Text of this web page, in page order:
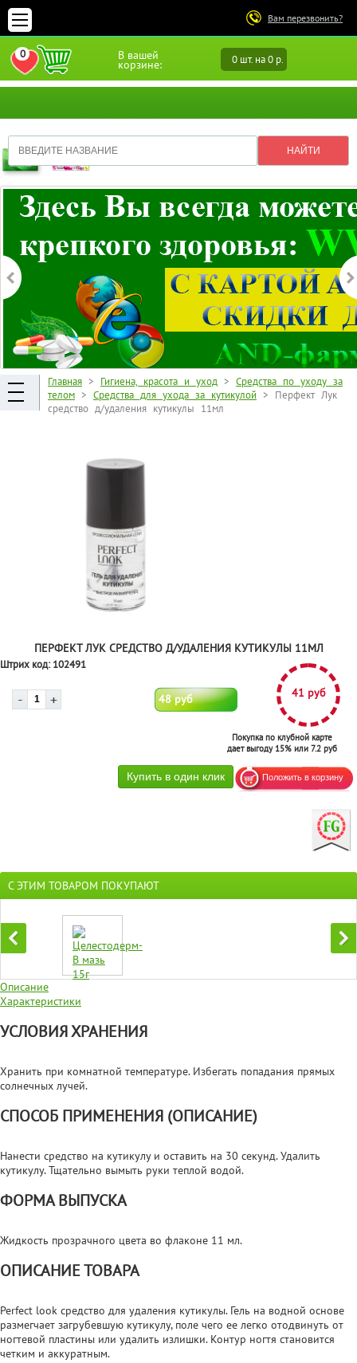
Вам перезвонить?
В вашей
корзине: 0 шт. на 0 р.
0
ПЕРЕЙТИ В ИЗБРАННОЕ
Главная > Гигиена, красота и уход > Средства по уходу за
телом > Средства для ухода за кутикулой > Перфект Лук
средство д/удаления кутикулы 11мл
ПЕРФЕКТ ЛУК СРЕДСТВО Д/УДАЛЕНИЯ КУТИКУЛЫ 11МЛ
Штрих код:102491
48 руб 41 руб
Покупка по клубной карте
дает выгоду 15% или 7.2 руб
С ЭТИМ ТОВАРОМ ПОКУПАЮТ
Описание
Характеристики
УСЛОВИЯ ХРАНЕНИЯ
Хранить при комнатной температуре. Избегать попадания прямых
солнечных лучей.
СПОСОБ ПРИМЕНЕНИЯ (ОПИСАНИЕ)
Нанести средство на кутикулу и оставить на 30 секунд. Удалить
кутикулу. Тщательно вымыть руки теплой водой.
ФОРМА ВЫПУСКА
Жидкость прозрачного цвета во флаконе 11 мл.
ОПИСАНИЕ ТОВАРА
Perfect look средство для удаления кутикулы. Гель на водной основе
размегчает загрубевшую кутикулу, поле чего ее легко отодвинуть от
ногтевой пластины или удалить излишки. Контур ногтя становится
четким и аккуратным.